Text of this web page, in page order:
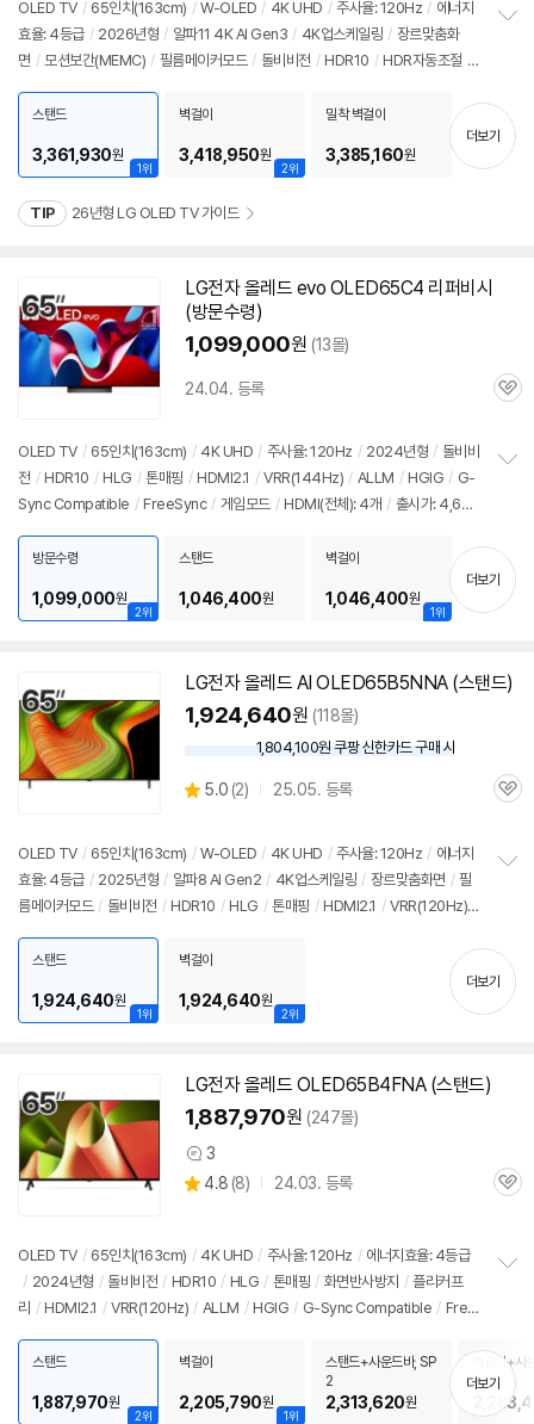
리
뷰
OLED TV / 65인치 (163cm) / W-OLED / 4K UHD / 주사율: 120Hz / 에너지
효율: 4등급 / 2026년형 / 알파11 4K AI Gen3 / 4K업스케일링 / 장르맞춤화
면 / 모션보간(MEMC) / 필름메이커모드 / 돌비비전 / HDR10 / HDR자동조절 /
G-Sync Compatible
FreeSync 웹OS 26 / HDMI(전체): 4개
기
1위
스탠드
3,361,930원
2위
벽걸이
3,418,950원
밀착 벽걸이
3,385,160원
더보기
TIP 26년형 LG OLED TV 가이드
LG전자올레드 evo OLED65C4 리퍼비시
(방문수령)
1,099,000원 (13몰)
24.04. 등록
관
OLED TV / 65인치 (163cm) / 4K UHD / 주사율: 120Hz / 2024년형 / 돌비비
전 / HDR10 / HLG / 톤매핑 / HDMI2.1 / VRR(144Hz) / ALLM / HGIG / G-
Sync Compatible / FreeSync / 게임모드 / HDMI(전체): 4개 / 출시가: 4,68
기
2위
방문수령
1,099,000원
스탠드
1,046,400원
1위
벽걸이
1,046,400원
더보기
LG전자올레드 AI OLED65B5NNA (스탠드)
1,924,640원 (118몰)
할
1,804,100원 쿠팡 신한카드 구매 시
별
5.0 (상
2) 25.05. 등록
관
OLED TV / 65인치 (163cm) / W-OLED / 4K UHD / 주사율: 120Hz / 에너지
효율: 4등급 / 2025년형 / 알파8 AI Gen2 / 4K업스케일링 / 장르맞춤화면 / 필
름메이커모드 / 돌비비전 / HDR10 / HLG / 톤매핑 / HDMI2.1 / VRR(120Hz)
HDMI(전체): 3개 출시가: 4,688,000원
기
1위
스탠드
1,924,640원
2위
벽걸이
1,924,640원
더보기
LG전자올레드 OLED65B4FNA (스탠드)
1,887,970원 (247몰)
상
품
3
별
4.8 (상
뷰
8) 24.03. 등록
관
OLED TV / 65인치 (163cm) / 4K UHD / 주사율: 120Hz / 에너지효율: 4등급
/ 2024년형 / 돌비비전 / HDR10 / HLG / 톤매핑 / 화면반사방지 / 플리커프
리 / HDMI2.1 / VRR(120Hz) / ALLM / HGIG / G-Sync Compatible / Free
치
기
2위
스탠드
1,887,970원
1위
벽걸이
2,205,790원
스탠드+사운드바, SP
2
2,313,620원
벽걸이+사
2
더보기